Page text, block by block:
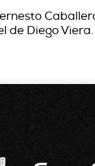
de Diego Viera.